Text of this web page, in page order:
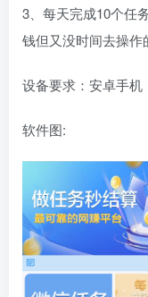
3、每天完成10个任
钱但又没时间去操作
设备要求：安卓手
软件图: